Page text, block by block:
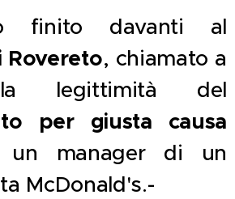
finito davanti al
Rovereto, chiamato a
legittimità del
per giusta causa
un manager di un
McDonald's.-